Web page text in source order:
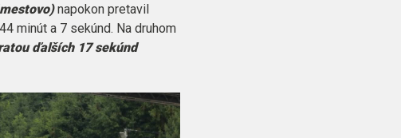
napokon pretavil
minút a 7 sekúnd. Na druhom
ďalších 17 sekúnd